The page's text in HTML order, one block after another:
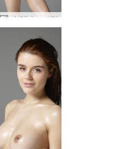
क्लो बॉडी बोनान्ज़ा #52